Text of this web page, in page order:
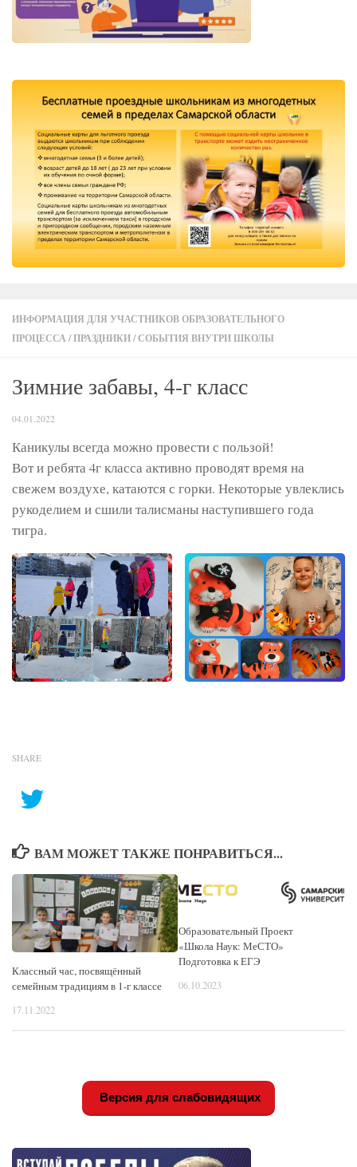
ИНФОРМАЦИЯ ДЛЯ УЧАСТНИКОВ ОБРАЗОВАТЕЛЬНОГО
ПРОЦЕССА/ПРАЗДНИКИ/СОБЫТИЯ ВНУТРИ ШКОЛЫ
Зимние забавы, 4-г класс
04.01.2022
Каникулы всегда можно провести с пользой!
Вот и ребята 4г класса активно проводят время на
свежем воздухе, катаются с горки. Некоторые увлеклись
рукоделием и сшили талисманы наступившего года
тигра.
SHARE
ВАМ МОЖЕТ ТАКЖЕ ПОНРАВИТЬСЯ...
Классный час, посвящённый
семейным традициям в 1-г классе
17.11.2022
Образовательный Проект
«Школа Наук: МеСТО»
Подготовка к ЕГЭ
06.10.2023
Версия для слабовидящих